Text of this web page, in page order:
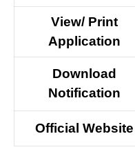
View/ Print
Application
Download
Notification
Official Website